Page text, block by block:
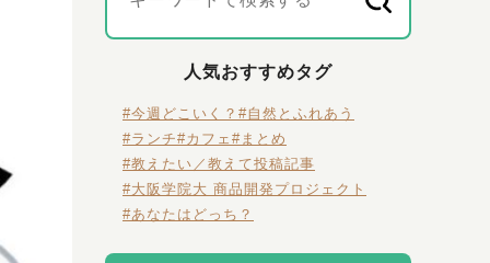
人気おすすめタグ
#今週どこいく？ #自然とふれあう
#ランチ#カフェ #まとめ
#教えたい／教えて投稿記事
#大阪学院大 商品開発プロジェクト
#あなたはどっち？